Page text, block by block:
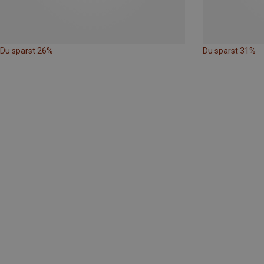
Du sparst 26% Du sparst 31%